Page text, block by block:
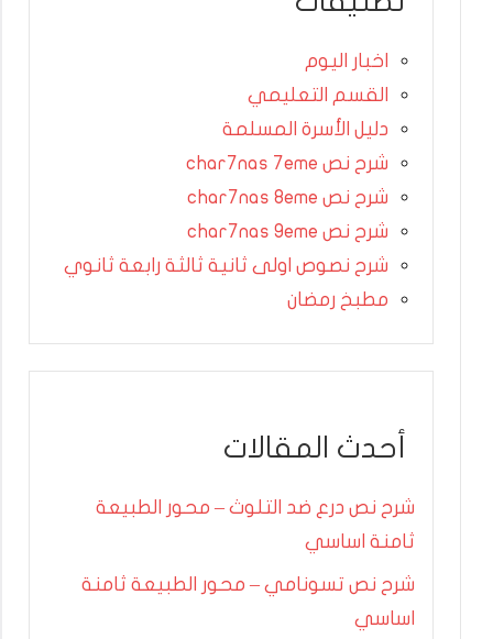
اخبار اليوم
القسم التعليمي
دليل الأسرة المسلمة
شرح نص char7nas 7eme
شرح نص char7nas 8eme
شرح نص char7nas 9eme
شرح نصوص اولى ثانية ثالثة رابعة ثانوي
مطبخ رمضان
أحدث المقالات
شرح نص درع ضد التلوث – محور الطبيعة
ثامنة اساسي
شرح نص تسونامي – محور الطبيعة ثامنة
اساسي